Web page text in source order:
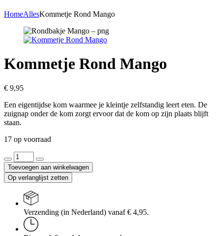
HomeAllesKommetje Rond Mango
Kommetje Rond Mango
€ 9,95
Een eigentijdse kom waarmee je kleintje zelfstandig leert eten. De
zuignap onder de kom zorgt ervoor dat de kom op zijn plaats blijft
staan.
17 op voorraad
Kommetje
Rond
Mango
aantal
Toevoegen aan winkelwagen
Op verlanglijst zetten
Verzending (in Nederland) vanaf € 4,95.